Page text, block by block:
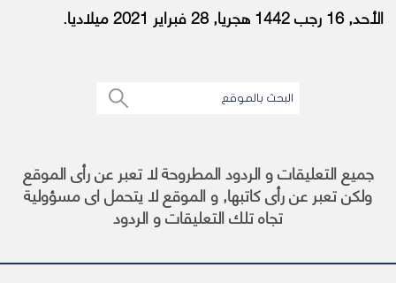
الأحد, 16 رجب 1442 هجريا, 28 فبراير 2021 ميلاديا.
جميع التعليقات و الردود المطروحة لا تعبر عن رأى الموقع
ولكن تعبر عن رأى كاتبها, و الموقع لا يتحمل اى مسؤولية
تجاه تلك التعليقات و الردود